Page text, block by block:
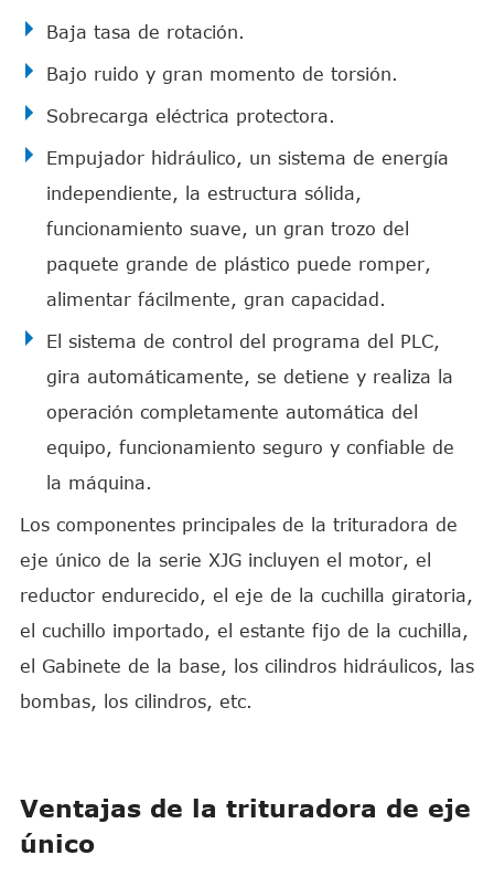
Baja tasa de rotación.
Bajo ruido y gran momento de torsión.
Sobrecarga eléctrica protectora.
Empujador hidráulico, un sistema de energía
independiente, la estructura sólida,
funcionamiento suave, un gran trozo del
paquete grande de plástico puede romper,
alimentar fácilmente, gran capacidad.
El sistema de control del programa del PLC,
gira automáticamente, se detiene y realiza la
operación completamente automática del
equipo, funcionamiento seguro y confiable de
la máquina.
Los componentes principales de la trituradora de
eje único de la serie XJG incluyen el motor, el
reductor endurecido, el eje de la cuchilla giratoria,
el cuchillo importado, el estante fijo de la cuchilla,
el Gabinete de la base, los cilindros hidráulicos, las
bombas, los cilindros, etc.
Ventajas de la trituradora de eje
único